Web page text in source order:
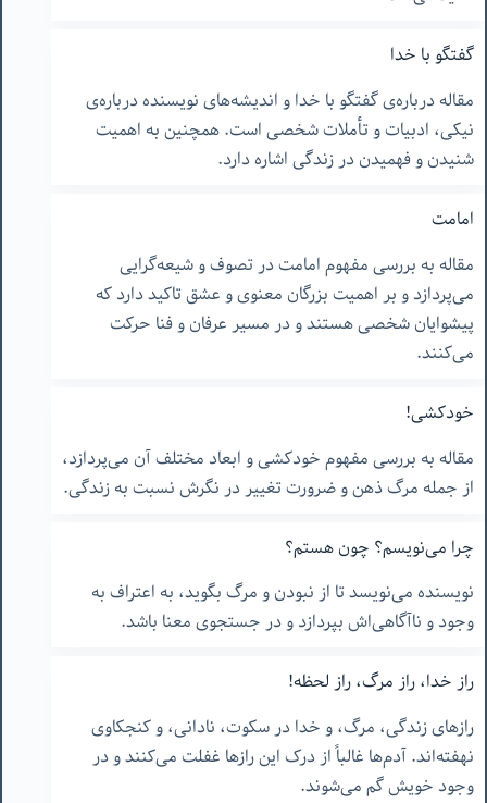
گفتگو با خدا
مقاله درباره‌ی گفتگو با خدا و اندیشه‌های نویسنده درباره‌ی
نیکی، ادبیات و تأملات شخصی است. همچنین به اهمیت
شنیدن و فهمیدن در زندگی اشاره دارد.
امامت
مقاله به بررسی مفهوم امامت در تصوف و شیعه‌گرایی
می‌پردازد و بر اهمیت بزرگان معنوی و عشق تاکید دارد که
پیشوایان شخصی هستند و در مسیر عرفان و فنا حرکت
می‌کنند.
خودکشی!
مقاله به بررسی مفهوم خودکشی و ابعاد مختلف آن می‌پردازد،
از جمله مرگ ذهن و ضرورت تغییر در نگرش نسبت به زندگی.
چرا می‌نویسم؟ چون هستم؟
نویسنده می‌نویسد تا از نبودن و مرگ بگوید، به اعتراف به
وجود و ناآگاهی‌اش بپردازد و در جستجوی معنا باشد.
راز خدا، راز مرگ، راز لحظه!
رازهای زندگی، مرگ، و خدا در سکوت، نادانی، و کنجکاوی
نهفته‌اند. آدم‌ها غالباً از درک این رازها غفلت می‌کنند و در
وجود خویش گم می‌شوند.